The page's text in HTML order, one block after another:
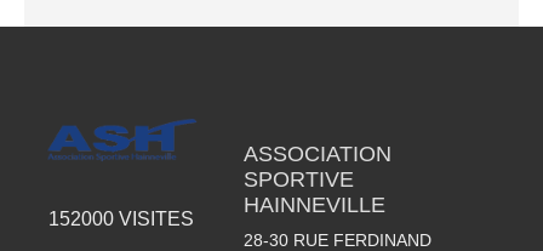
152000 VISITES
ASSOCIATION
SPORTIVE
HAINNEVILLE
28-30 RUE FERDINAND